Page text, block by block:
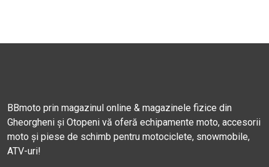
BBmoto prin magazinul online & magazinele fizice din
Gheorgheni și Otopeni vă oferă echipamente moto, accesorii
moto și piese de schimb pentru motociclete, snowmobile,
ATV-uri!